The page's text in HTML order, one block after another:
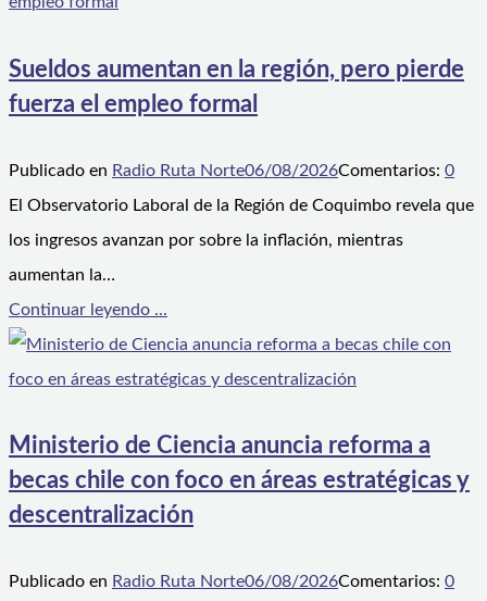
Sueldos aumentan en la región, pero pierde
fuerza el empleo formal
Publicado en Radio Ruta Norte06/08/2026Comentarios: 0
El Observatorio Laboral de la Región de Coquimbo revela que
los ingresos avanzan por sobre la inflación, mientras
aumentan la…
Continuar leyendo ...
Ministerio de Ciencia anuncia reforma a
becas chile con foco en áreas estratégicas y
descentralización
Publicado en Radio Ruta Norte06/08/2026Comentarios: 0